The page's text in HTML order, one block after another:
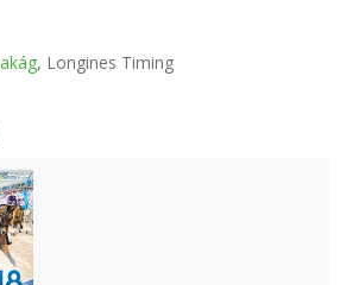
, Longines Timing